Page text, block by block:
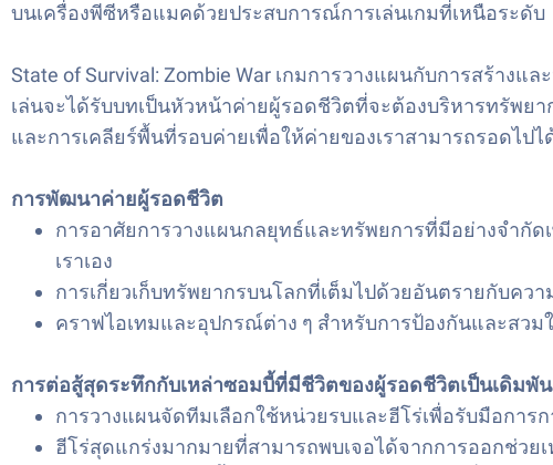
บนเครื่องพีซีหรือแมคด้วยประสบการณ์การเล่นเกมที่เหนือระดับ
State of Survival: Zombie War เกมการวางแผนกับการสร้า
เล่นจะได้รับบทเป็นหัวหน้าค่ายผู้รอดชีวิตที่จะต้องบริหารทรัพย
และการเคลียร์พื้นที่รอบค่ายเพื่อให้ค่ายของเราสามารถรอดไป
การพัฒนาค่ายผู้รอดชีวิต
การอาศัยการวางแผนกลยุทธ์และทรัพยการที่มีอย่างจำกั
เราเอง
การเกี่ยวเก็บทรัพยากรบนโลกที่เต็มไปด้วยอันตรายกับค
คราฟไอเทมและอุปกรณ์ต่าง ๆ สำหรับการป้องกันและสวม
การต่อสู้สุดระทึกกับเหล่าซอมบี้ที่มีชีวิตของผู้รอดชีวิตเป็นเดิมพัน
การวางแผนจัดทีมเลือกใช้หน่วยรบและฮีโร่เพื่อรับมือกา
ฮีโร่สุดแกร่งมากมายที่สามารถพบเจอได้จากการออกช่ว